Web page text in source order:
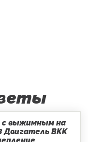
с выжимным на
Двигатель BKK